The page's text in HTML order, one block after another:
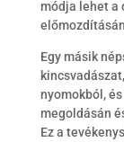
módja lehet a
Egy másik
nyomokból,
megoldásán
Ez a